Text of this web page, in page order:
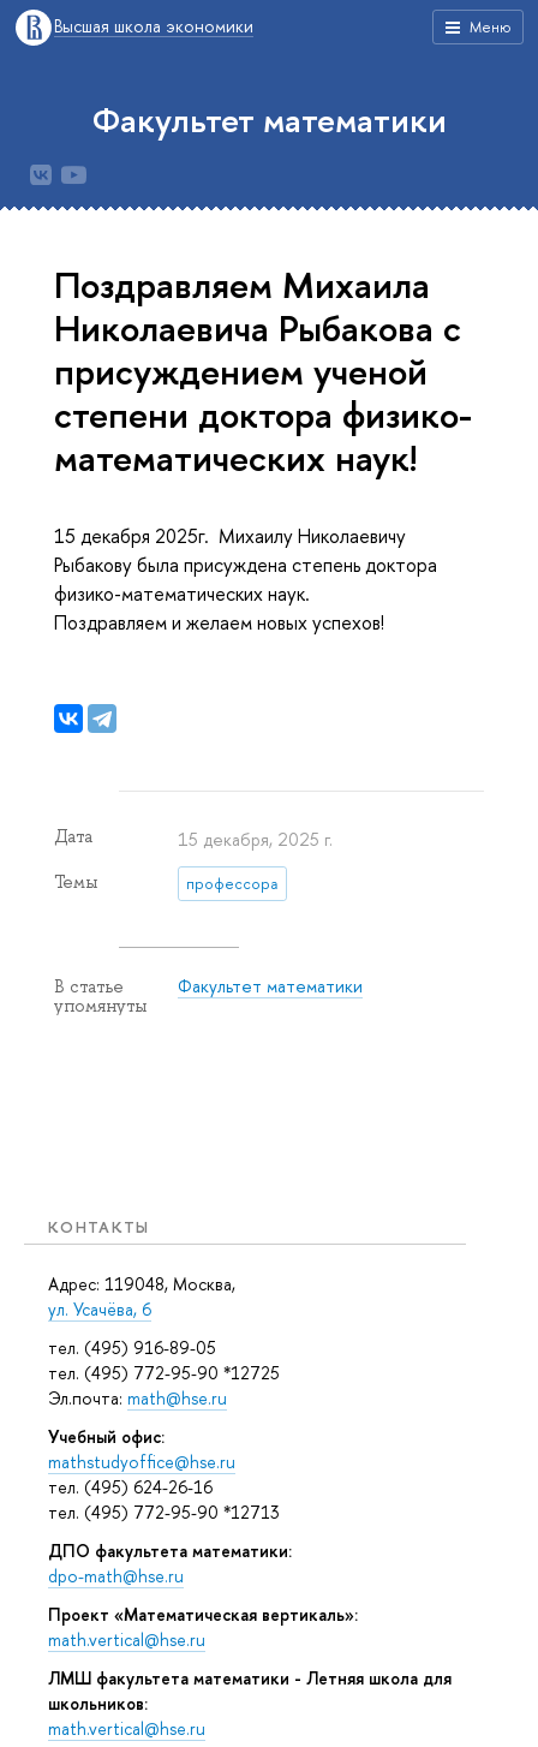
Меню
Высшая школа экономики
КОНТАКТЫ
Адрес: 119048, Москва,
ул. Усачёва, 6
тел. (495) 916-89-05
тел. (495) 772-95-90 *12725
Эл.почта: math@hse.ru
Учебный офис:
mathstudyoffice@hse.ru
тел. (495) 624-26-16
тел. (495) 772-95-90 *12713
ДПО факультета математики:
dpo-math@hse.ru
Проект «Математическая вертикаль»:
math.vertical@hse.ru
ЛМШ факультета математики - Летняя школа для
школьников:
math.vertical@hse.ru
Факультет математики
Поздравляем Михаила
Николаевича Рыбакова с
присуждением ученой
степени доктора физико-
математических наук!
15 декабря 2025г. Михаилу Николаевичу
Рыбакову была присуждена степень доктора
физико-математических наук.
Поздравляем и желаем новых успехов!
Дата 15 декабря, 2025 г.
Темы профессора
В статье
упомянуты
Факультет математики